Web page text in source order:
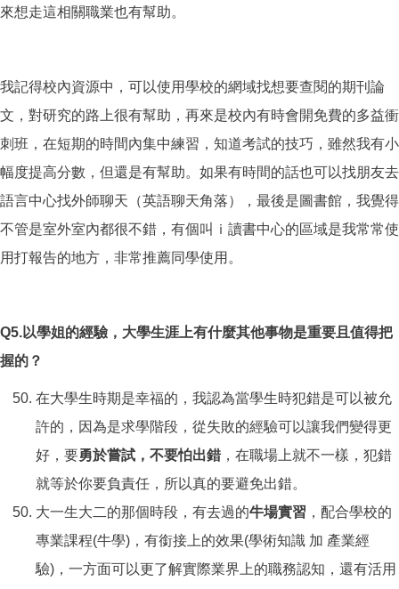
來想走這相關職業也有幫助。
我記得校內資源中，可以使用學校的網域找想要查閱的期刊論
文，對研究的路上很有幫助，再來是校內有時會開免費的多益衝
刺班，在短期的時間內集中練習，知道考試的技巧，雖然我有小
幅度提高分數，但還是有幫助。如果有時間的話也可以找朋友去
語言中心找外師聊天（英語聊天角落），最後是圖書館，我覺得
不管是室外室內都很不錯，有個叫ｉ讀書中心的區域是我常常使
用打報告的地方，非常推薦同學使用。
Q5.以學姐的經驗，大學生涯上有什麼其他事物是重要且值得把
握的？
在大學生時期是幸福的，我認為當學生時犯錯是可以被允
許的，因為是求學階段，從失敗的經驗可以讓我們變得更
好，要勇於嘗試，不要怕出錯，在職場上就不一樣，犯錯
就等於你要負責任，所以真的要避免出錯。
大一生大二的那個時段，有去過的牛場實習 ，配合學校的
專業課程(牛學)，有銜接上的效果(學術知識 加 產業經
驗)，一方面可以更了解實際業界上的職務認知，還有活用